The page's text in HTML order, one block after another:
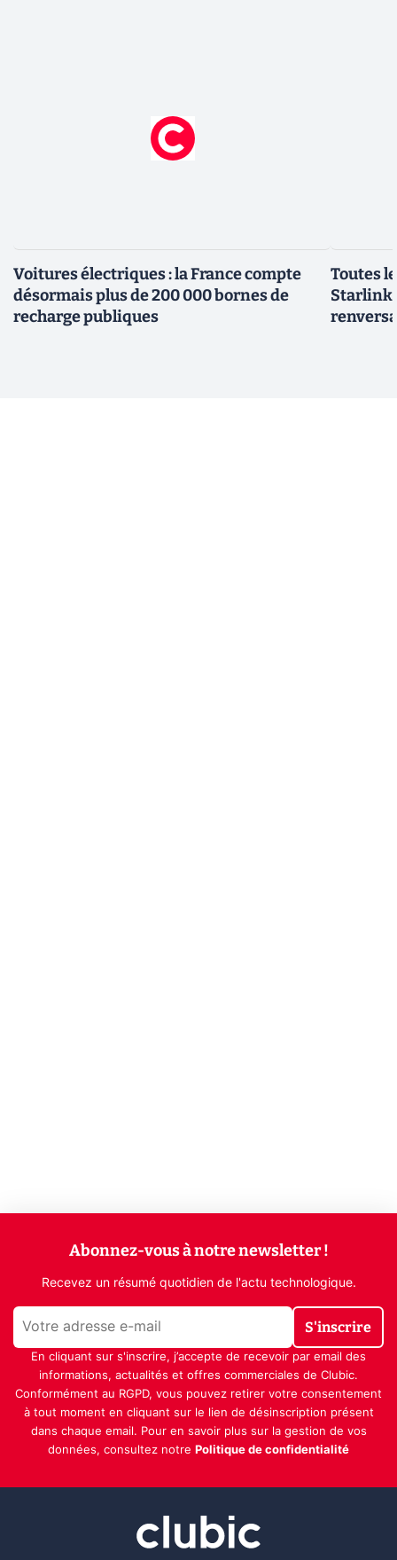
Voitures électriques : la France compte
désormais plus de 200 000 bornes de
recharge publiques
Toutes
Starlink
Abonnez-vous à notre newsletter !
Recevez un résumé quotidien de l'actu technologique.
S'inscrire
En cliquant sur s'inscrire, j’accepte de recevoir par email des
informations, actualités et offres commerciales de Clubic.
Conformément au RGPD, vous pouvez retirer votre consentement
à tout moment en cliquant sur le lien de désinscription présent
dans chaque email. Pour en savoir plus sur la gestion de vos
données, consultez notre Politique de confidentialité